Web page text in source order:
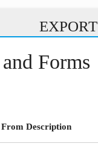
EXPORT
Forms
Description